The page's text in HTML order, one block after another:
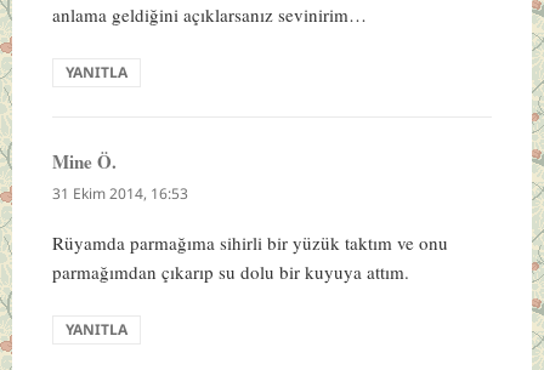
anlama geldiğini açıklarsanız sevinirim…
YANITLA
Mine Ö.
ki:
31 Ekim 2014, 16:53
Rüyamda parmağıma sihirli bir yüzük taktım ve onu
parmağımdan çıkarıp su dolu bir kuyuya attım.
YANITLA